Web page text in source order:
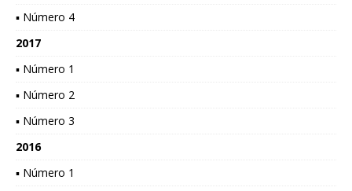
▪ Número 4
2017
▪ Número 1
▪ Número 2
▪ Número 3
2016
▪ Número 1